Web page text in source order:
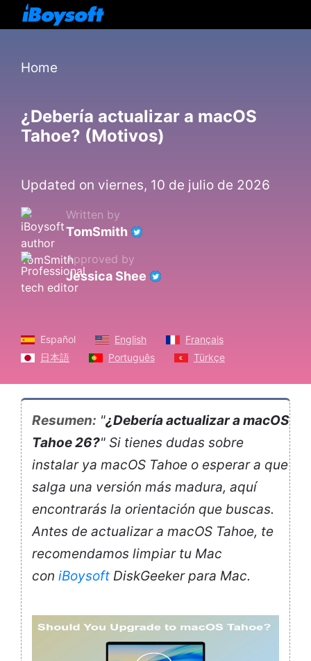
Home
¿Debería actualizar a macOS
Tahoe? (Motivos)
Updated on viernes, 10 de julio de 2026
Written by
TomSmith
Approved by
Jessica Shee
Español English
Français
日本語
Português Türkçe
Resumen: "¿Debería actualizar a macOS
Tahoe 26?" Si tienes dudas sobre
instalar ya macOS Tahoe o esperar a que
salga una versión más madura, aquí
encontrarás la orientación que buscas.
Antes de actualizar a macOS Tahoe, te
recomendamos limpiar tu Mac
con iBoysoft DiskGeeker para Mac.